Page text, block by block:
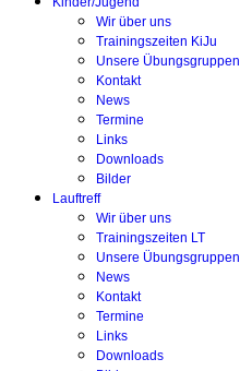
Wir über uns
Trainingszeiten KiJu
Unsere Übungsgruppen
Kontakt
News
Termine
Links
Downloads
Bilder
Lauftreff
Wir über uns
Trainingszeiten LT
Unsere Übungsgruppen
News
Kontakt
Termine
Links
Downloads